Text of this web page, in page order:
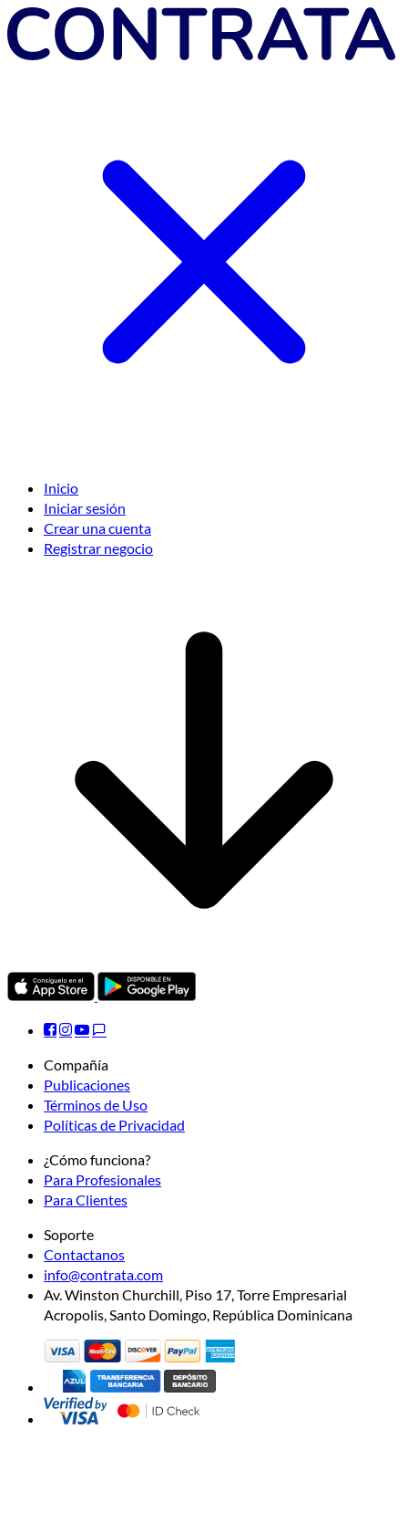
Inicio
Iniciar sesión
Crear una cuenta
Registrar negocio
Compañía
Publicaciones
Términos de Uso
Políticas de Privacidad
¿Cómo funciona?
Para Profesionales
Para Clientes
Soporte
Contactanos
info@contrata.com
Av. Winston Churchill, Piso 17, Torre Empresarial
Acropolis, Santo Domingo, República Dominicana